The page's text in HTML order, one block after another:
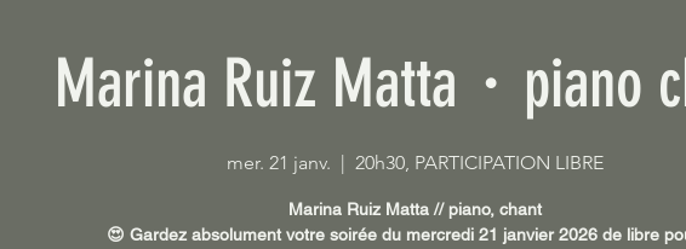
Marina Ruiz Matta・piano
mer. 21 janv.
  |
20h30, PARTICIPATION LIBRE
Marina Ruiz Matta // piano, chant
😍 Gardez absolument votre soirée du mercredi 21 janvier 2026 de libre